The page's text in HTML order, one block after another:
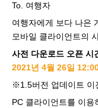
To. 여행자
여행자에게 보다 나은
모바일 클라이언트의
사전 다운로드 오픈 시
2021년 4월 26일
※1.5버전 업데이트 이
PC 클라이언트를 이용